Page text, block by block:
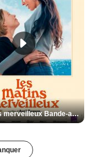
Les Matins merveilleux Bande-annonce VF